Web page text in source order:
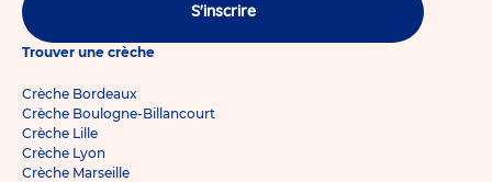
S'inscrire
Trouver une crèche
Crèche Bordeaux
Crèche Boulogne-Billancourt
Crèche Lille
Crèche Lyon
Crèche Marseille